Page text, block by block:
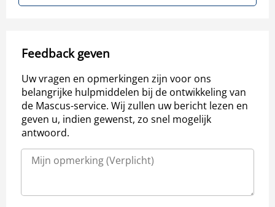
Feedback geven
Uw vragen en opmerkingen zijn voor ons
belangrijke hulpmiddelen bij de ontwikkeling van
de Mascus-service. Wij zullen uw bericht lezen en
geven u, indien gewenst, zo snel mogelijk
antwoord.